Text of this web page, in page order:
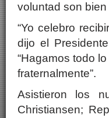
voluntad son bien
“Yo celebro
dijo el
“Hagamos todo
fraternalmente”.
Asistieron los
Christiansen;